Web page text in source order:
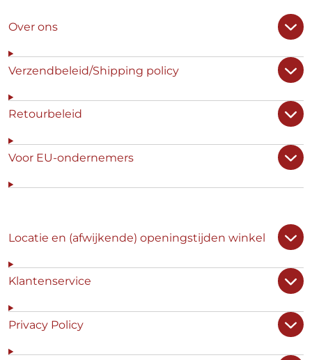
Over ons
Verzendbeleid/Shipping policy
Retourbeleid
Voor EU-ondernemers
Locatie en (afwijkende) openingstijden winkel
Klantenservice
Privacy Policy